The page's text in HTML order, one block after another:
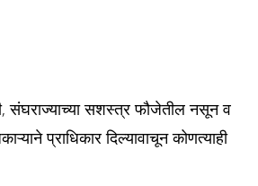
संघराज्याच्या सशस्त्र फौजेतील नसून व
प्राधिकार दिल्यावाचून कोणत्याही